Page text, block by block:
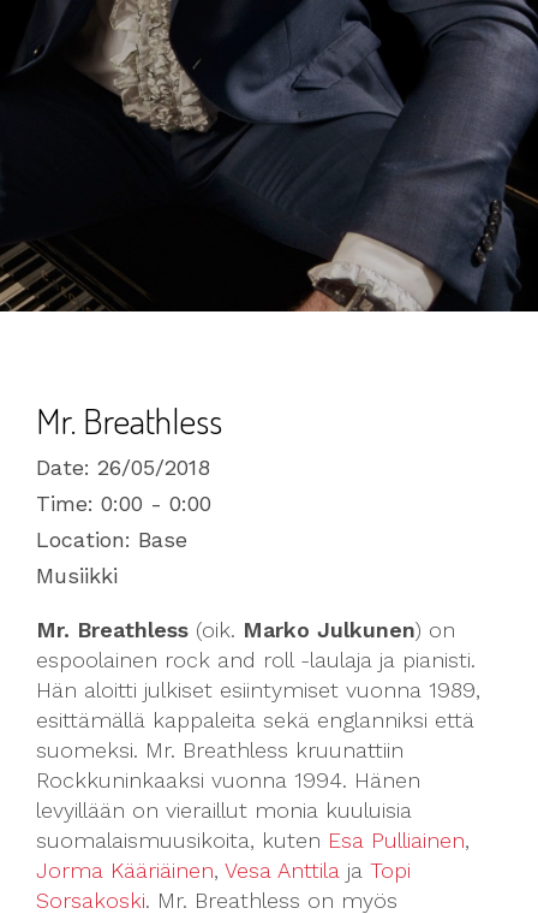
Mr. Breathless
Date: 26/05/2018
Time: 0:00 - 0:00
Location: Base
Musiikki
Mr. Breathless (oik. Marko Julkunen) on
espoolainen rock and roll -laulaja ja pianisti.
Hän aloitti julkiset esiintymiset vuonna 1989,
esittämällä kappaleita sekä englanniksi että
suomeksi. Mr. Breathless kruunattiin
Rockkuninkaaksi vuonna 1994. Hänen
levyillään on vieraillut monia kuuluisia
suomalaismuusikoita, kuten Esa Pulliainen,
Jorma Kääriäinen, Vesa Anttila ja Topi
Sorsakoski. Mr. Breathless on myös